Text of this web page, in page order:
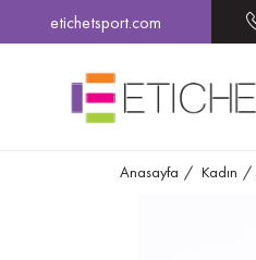
etichetsport.com
Anasayfa Kadın